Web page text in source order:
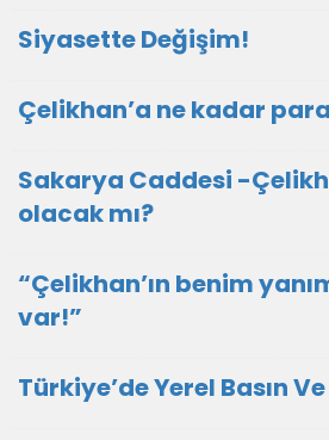
Siyasette Değişim!
Çelikhan’a ne kadar
Sakarya Caddesi -
olacak mı?
“Çelikhan’ın benim
var!”
Türkiye’de Yerel Basın